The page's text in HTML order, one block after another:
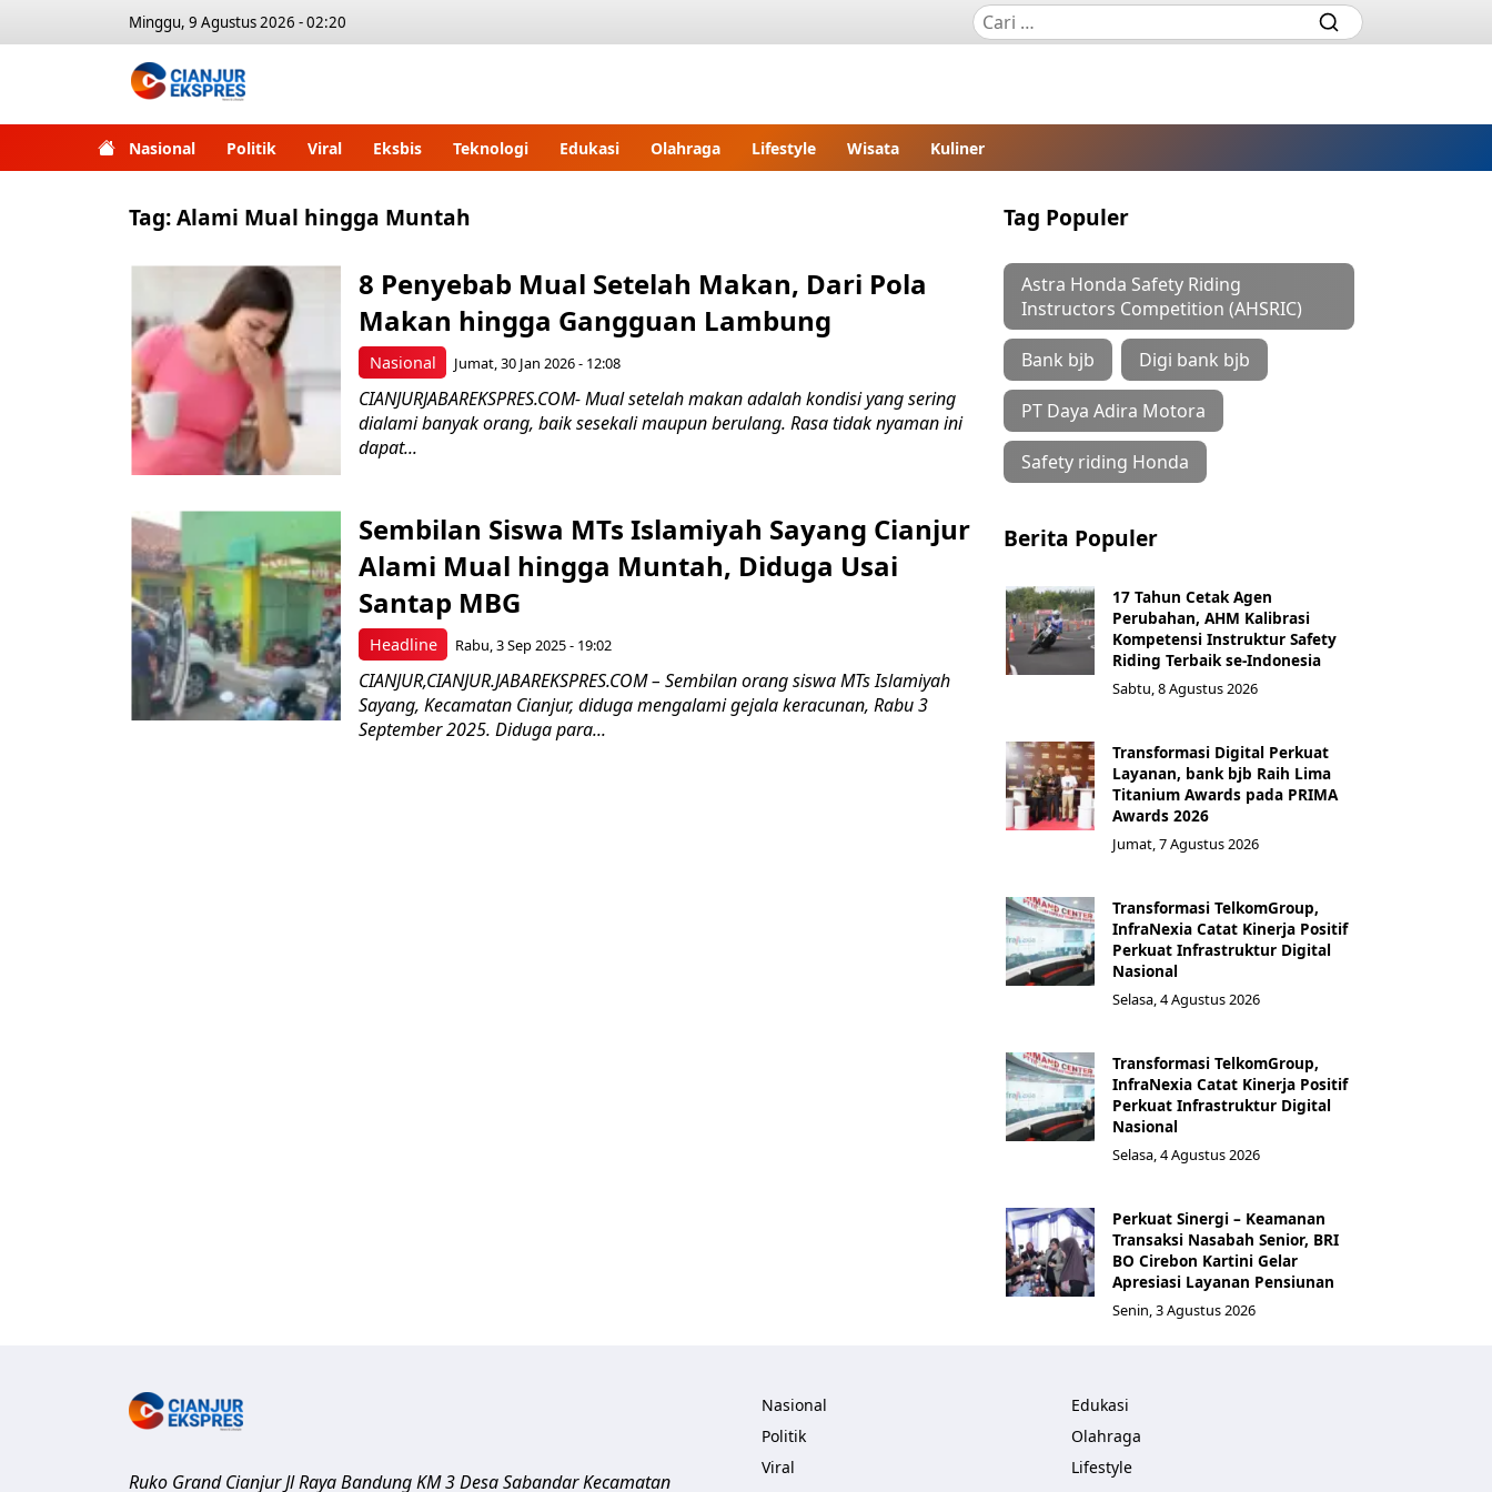
Minggu, 9 Agustus 2026 - 02:20
Nasional Politik Viral Eksbis Teknologi Edukasi Olahraga Lifestyle Wisata Kuliner
Tag:Alami Mual hingga Muntah
Nasional
8 Penyebab Mual Setelah Makan, Dari Pola
Makan hingga Gangguan Lambung
Jumat, 30 Jan 2026 - 12:08
CIANJURJABAREKSPRES.COM- Mual setelah makan adalah kondisi yang sering
dialami banyak orang, baik sesekali maupun berulang. Rasa tidak nyaman ini
dapat...
Headline
Sembilan Siswa MTs Islamiyah Sayang Cianjur
Alami Mual hingga Muntah, Diduga Usai
Santap MBG
Rabu, 3 Sep 2025 - 19:02
CIANJUR,CIANJUR.JABAREKSPRES.COM – Sembilan orang siswa MTs Islamiyah
Sayang, Kecamatan Cianjur, diduga mengalami gejala keracunan, Rabu 3
September 2025. Diduga para...
Tag Populer
Astra Honda Safety Riding
Instructors Competition (AHSRIC)
Bank bjb Digi bank bjb
PT Daya Adira Motora
Safety riding Honda
Berita Populer
17 Tahun Cetak Agen
Perubahan, AHM Kalibrasi
Kompetensi Instruktur Safety
Riding Terbaik se-Indonesia
Sabtu, 8 Agustus 2026
Transformasi Digital Perkuat
Layanan, bank bjb Raih Lima
Titanium Awards pada PRIMA
Awards 2026
Jumat, 7 Agustus 2026
Transformasi TelkomGroup,
InfraNexia Catat Kinerja Positif
Perkuat Infrastruktur Digital
Nasional
Selasa, 4 Agustus 2026
Transformasi TelkomGroup,
InfraNexia Catat Kinerja Positif
Perkuat Infrastruktur Digital
Nasional
Selasa, 4 Agustus 2026
Perkuat Sinergi – Keamanan
Transaksi Nasabah Senior, BRI
BO Cirebon Kartini Gelar
Apresiasi Layanan Pensiunan
Senin, 3 Agustus 2026
Ruko Grand Cianjur Jl Raya Bandung KM 3 Desa SabandarKecamatan
Nasional
Politik
Viral
Edukasi
Olahraga
Lifestyle